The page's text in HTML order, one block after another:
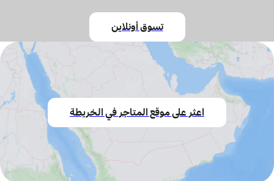
تسوق أونلاين
اعثر على موقع المتاجر في الخريطة